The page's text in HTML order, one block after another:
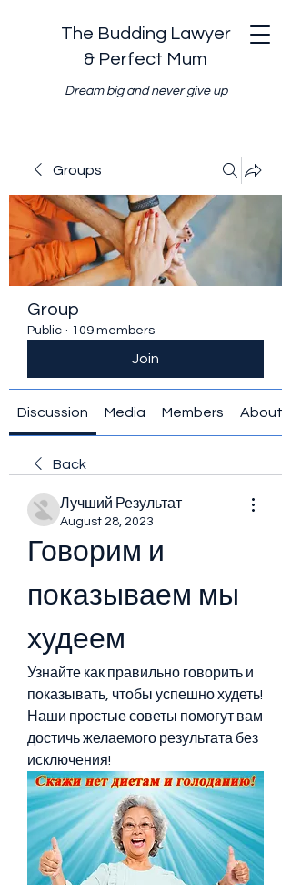
The Budding Lawyer
& Perfect Mum
Dream big and never give up
Groups
Group
Public · 109 members
Join
Discussion Media Members About
Back
Лучший Результат
August 28, 2023
Говорим и
показываем мы
худеем
Узнайте как правильно говорить и
показывать, чтобы успешно худеть!
Наши простые советы помогут вам
достичь желаемого результата без
исключения!